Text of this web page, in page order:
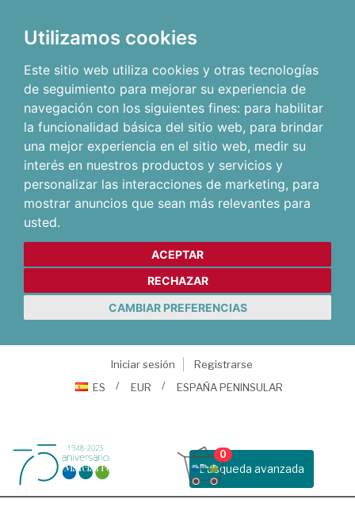
Utilizamos cookies
Este sitio web utiliza cookies y otras tecnologías
de seguimiento para mejorar su experiencia de
navegación con los siguientes fines: para habilitar
la funcionalidad básica del sitio web, para brindar
una mejor experiencia en el sitio web, medir su
interés en nuestros productos y servicios y
personalizar las interacciones de marketing, para
mostrar anuncios que sean más relevantes para
usted.
ACEPTAR
RECHAZAR
CAMBIAR PREFERENCIAS
Iniciar sesión
Registrarse
ES
EUR ESPAÑA PENINSULAR
Busqueda avanzada
0